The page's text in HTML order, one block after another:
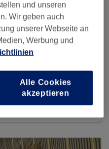
und unseren
Wir geben auch
unserer Webseite an
Werbung und
Alle Cookies
akzeptieren